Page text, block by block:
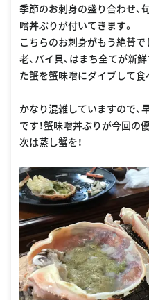
季節のお刺身の盛り合わせ、
噌丼ぶりが付いてきます。
こちらのお刺身がもう絶賛で
老、バイ貝、はまち全てが新
た蟹を蟹味噌にダイブして食
かなり混雑していますので、
です！蟹味噌丼ぶりが今回の
次は蒸し蟹を！